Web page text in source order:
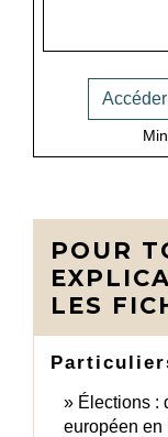
POUR
LES
Élections :
européen en